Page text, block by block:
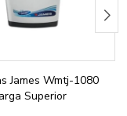
James Wmtj-1080
Superior